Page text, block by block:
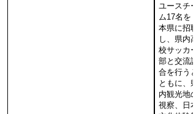
ユースチー
ム17名を
本県に招聘
し、県内高
校サッカー
部と交流試
合を行うと
ともに、県
内観光地の
視察、日本